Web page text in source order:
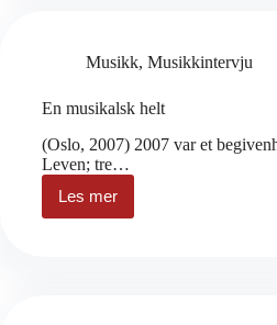
Musikk, Musikkintervju
En musikalsk helt
(Oslo, 2007) 2007 var et
Leven; tre…
Les mer
En
musikalsk